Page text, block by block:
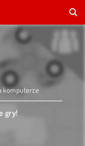
komputerze
gry!